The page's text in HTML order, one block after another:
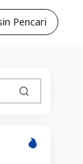
Pencari